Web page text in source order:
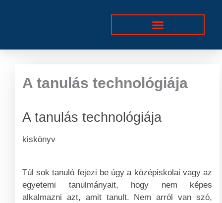
A tanulás technológiája
A tanulás technológiája
kiskönyv
Túl sok tanuló fejezi be úgy a középiskolai vagy az
egyetemi tanulmányait, hogy nem képes
alkalmazni azt, amit tanult. Nem arról van szó,